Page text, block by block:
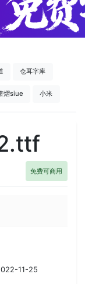
仓耳字库
熠siue 小米
免费可商用
11-25